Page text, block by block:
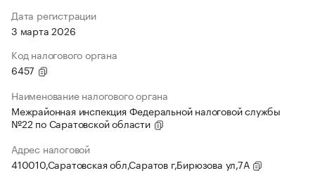
Дата регистрации
3 марта 2026
Код налогового органа
6457
Наименование налогового органа
Межрайонная инспекция Федеральной налоговой службы
№22 по Саратовской области
Адрес налоговой
410010,Саратовская обл,Саратов г,Бирюзова ул,7А